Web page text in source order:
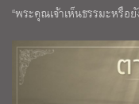
“พระคุณเจ้าเห็นธรรมะหรือยั